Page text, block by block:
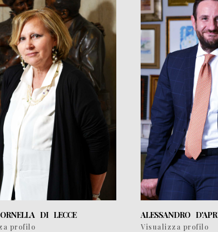
DI LECCE
profilo
ALESSANDRO
Visualizza profilo